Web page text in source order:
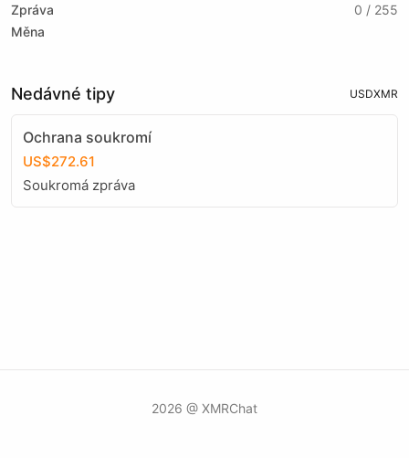
Zpráva
0 / 255
Měna
Nedávné tipy USDXMR
Ochrana soukromí
US$272.61
Soukromá zpráva
2026 @ XMRChat